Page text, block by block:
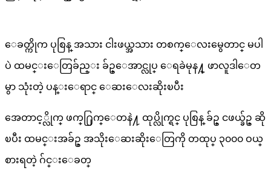
ေခတ္ကိုက ပုစြန္ အသား ငါးဖယ္အသား တစက္ေလးမွေတာင္ မပါ
ပဲ ထမင္းေတြခ်ည္း ခ်ဥ္ေအာင္လုပ္ ေရခဲမုန႔္ ဖာလူဒါေတ
မွာ သုံးတဲ့ ပန္းေရာင္ ေဆးေလးဆိုးၿပီး
အေတာင့္လိုက္ ဖက္႐ြက္ေတနဲ႔ ထုပ္လိုက္ရင္ ပုစြန္ ခ်ဥ္ ငဖယ္ခ်ဥ္ ဆို
ၿပီး ထမင္းအခ်ဥ္ အသိုးေဆးဆိုးေတြကို တထုပ္ ၃၀၀၀ ဝယ္
စားရတဲ့ ဂ်င္းေခတ္